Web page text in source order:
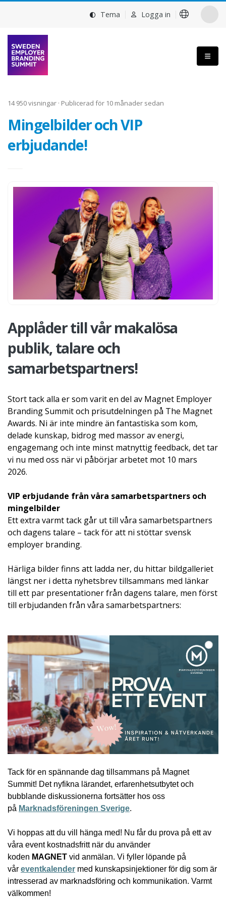
Tema Logga in
14 950 visningar · Publicerad för 10 månader sedan
Mingelbilder och VIP
erbjudande!
Applåder till vår makalösa
publik, talare och
samarbetspartners!
Stort tack alla er som varit en del av Magnet Employer
Branding Summit och prisutdelningen på The Magnet
Awards. Ni är inte mindre än fantastiska som kom,
delade kunskap, bidrog med massor av energi,
engagemang och inte minst matnyttig feedback, det tar
vi nu med oss när vi påbörjar arbetet mot 10 mars
2026.
VIP erbjudande från våra samarbetspartners och
mingelbilder
Ett extra varmt tack går ut till våra samarbetspartners
och dagens talare – tack för att ni stöttar svensk
employer branding.
Härliga bilder finns att ladda ner, du hittar bildgalleriet
längst ner i detta nyhetsbrev tillsammans med länkar
till ett par presentationer från dagens talare, men först
till erbjudanden från våra samarbetspartners:
Tack för en spännande dag tillsammans på Magnet
Summit! Det nyfikna lärandet, erfarenhetsutbytet och
bubblande diskussionerna fortsätter hos oss
på Marknadsföreningen Sverige.
Vi hoppas att du vill hänga med! Nu får du prova på ett av
våra event kostnadsfritt när du använder
koden MAGNET vid anmälan. Vi fyller löpande på
vår eventkalender med kunskapsinjektioner för dig som är
intresserad av marknadsföring och kommunikation. Varmt
välkommen!